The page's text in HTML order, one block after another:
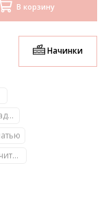
В корзину
Начинки
Пряники в детский сад (выпускной, День знаний, День воспитателя)
Десерты на День учителя